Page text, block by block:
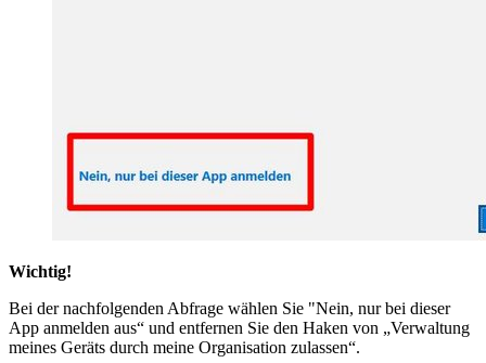
Wichtig!
Bei der nachfolgenden Abfrage wählen Sie "Nein, nur bei dieser
App anmelden aus“ und entfernen Sie den Haken von „Verwaltung
meines Geräts durch meine Organisation zulassen“.